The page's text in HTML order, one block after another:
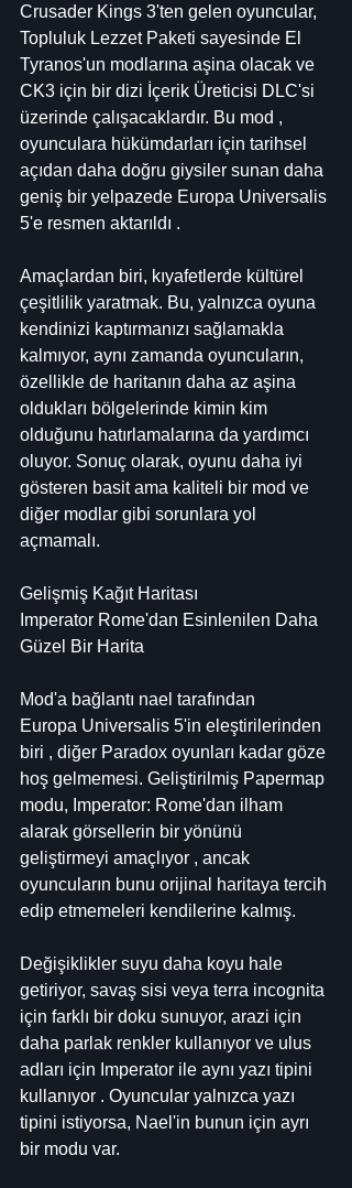
Crusader Kings 3'ten gelen oyuncular,
Topluluk Lezzet Paketi sayesinde El
Tyranos'un modlarına aşina olacak ve
CK3 için bir dizi İçerik Üreticisi DLC'si
üzerinde çalışacaklardır. Bu mod ,
oyunculara hükümdarları için tarihsel
açıdan daha doğru giysiler sunan daha
geniş bir yelpazede Europa Universalis
5'e resmen aktarıldı .
Amaçlardan biri, kıyafetlerde kültürel
çeşitlilik yaratmak. Bu, yalnızca oyuna
kendinizi kaptırmanızı sağlamakla
kalmıyor, aynı zamanda oyuncuların,
özellikle de haritanın daha az aşina
oldukları bölgelerinde kimin kim
olduğunu hatırlamalarına da yardımcı
oluyor. Sonuç olarak, oyunu daha iyi
gösteren basit ama kaliteli bir mod ve
diğer modlar gibi sorunlara yol
açmamalı.
Gelişmiş Kağıt Haritası
Imperator Rome'dan Esinlenilen Daha
Güzel Bir Harita
Mod'a bağlantı nael tarafından
Europa Universalis 5'in eleştirilerinden
biri , diğer Paradox oyunları kadar göze
hoş gelmemesi. Geliştirilmiş Papermap
modu, Imperator: Rome'dan ilham
alarak görsellerin bir yönünü
geliştirmeyi amaçlıyor , ancak
oyuncuların bunu orijinal haritaya tercih
edip etmemeleri kendilerine kalmış.
Değişiklikler suyu daha koyu hale
getiriyor, savaş sisi veya terra incognita
için farklı bir doku sunuyor, arazi için
daha parlak renkler kullanıyor ve ulus
adları için Imperator ile aynı yazı tipini
kullanıyor . Oyuncular yalnızca yazı
tipini istiyorsa, Nael'in bunun için ayrı
bir modu var.